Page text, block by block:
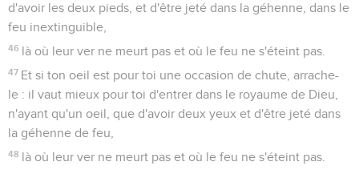
d'avoir les deux pieds, et d'être jeté dans la géhenne, dans le
feu inextinguible,
46 là où leur ver ne meurt pas et où le feu ne s'éteint pas.
47 Et si ton oeil est pour toi une occasion de chute, arrache-
le : il vaut mieux pour toi d'entrer dans le royaume de Dieu,
n'ayant qu'un oeil, que d'avoir deux yeux et d'être jeté dans
la géhenne de feu,
48 là où leur ver ne meurt pas et où le feu ne s'éteint pas.